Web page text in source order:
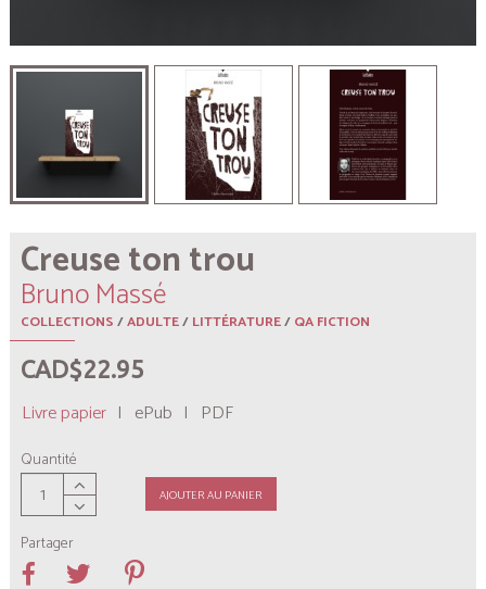
Creuse ton trou
Bruno Massé
COLLECTIONS/ADULTE/LITTÉRATURE/QA FICTION
CAD$22.95
Livre papier | ePub | PDF
Quantité
AJOUTER AU PANIER
Partager